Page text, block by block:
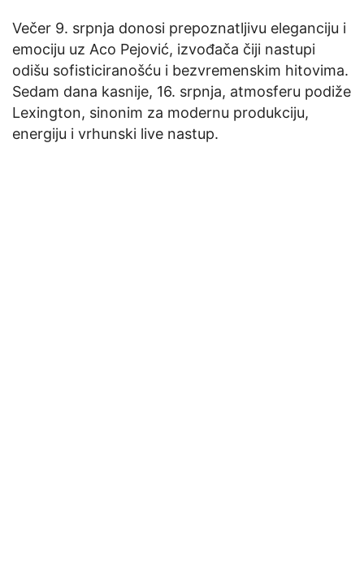
Večer 9. srpnja donosi prepoznatljivu eleganciju i
emociju uz Aco Pejović, izvođača čiji nastupi
odišu sofisticiranošću i bezvremenskim hitovima.
Sedam dana kasnije, 16. srpnja, atmosferu podiže
Lexington, sinonim za modernu produkciju,
energiju i vrhunski live nastup.